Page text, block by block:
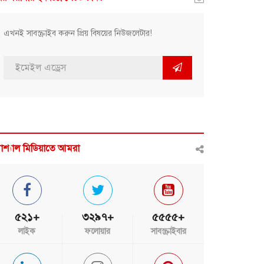
এখনই সাবস্ক্রাইব করুন প্রিয় বিষয়ের নিউজলেটার!
মিডিয়াতে আমরা
৫২১+
লাইক
৩২৯৭+
ফলোয়ার
৫৫৫৫+
সাবস্ক্রাইবার